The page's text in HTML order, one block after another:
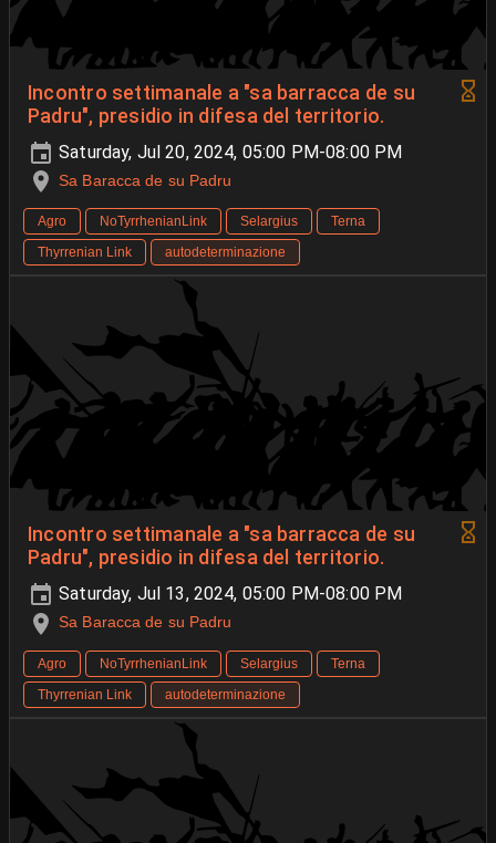
Incontro settimanale a "sa barracca de su
Padru", presidio in difesa del territorio.
Saturday, Jul 20, 2024, 05:00 PM-08:00 PM
Sa Baracca de su Padru
Agro NoTyrrhenianLink Selargius
Terna
Thyrrenian Link
autodeterminazione
Incontro settimanale a "sa barracca de su
Padru", presidio in difesa del territorio.
Saturday, Jul 13, 2024, 05:00 PM-08:00 PM
Sa Baracca de su Padru
Agro NoTyrrhenianLink Selargius
Terna
Thyrrenian Link
autodeterminazione